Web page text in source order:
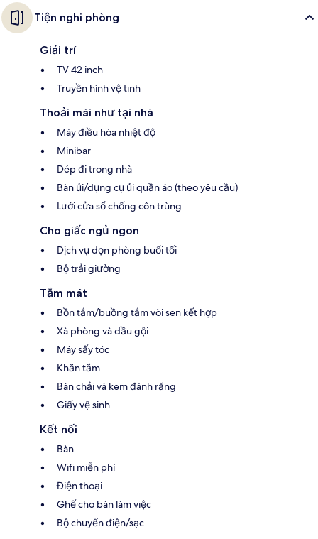
Tiện nghi phòng
Giải trí
TV 42 inch
Truyền hình vệ tinh
Thoải mái như tại nhà
Máy điều hòa nhiệt độ
Minibar
Dép đi trong nhà
Bàn ủi/dụng cụ ủi quần áo (theo yêu cầu)
Lưới cửa sổ chống côn trùng
Cho giấc ngủ ngon
Dịch vụ dọn phòng buổi tối
Bộ trải giường
Tắm mát
Bồn tắm/buồng tắm vòi sen kết hợp
Xà phòng và dầu gội
Máy sấy tóc
Khăn tắm
Bàn chải và kem đánh răng
Giấy vệ sinh
Kết nối
Bàn
Wifi miễn phí
Điện thoại
Ghế cho bàn làm việc
Bộ chuyển điện/sạc